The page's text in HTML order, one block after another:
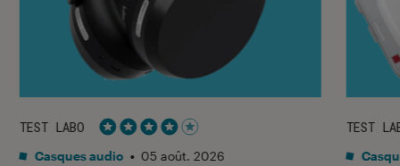
TEST LABO
Noté 4 étoiles sur 5
Casques audio • 05 août. 2026
TEST